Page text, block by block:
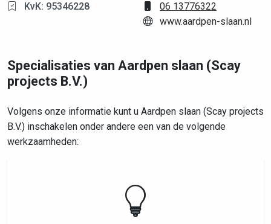
KvK: 95346228
06 13776322
www.aardpen-slaan.nl
Specialisaties van Aardpen slaan (Scay
projects B.V.)
Volgens onze informatie kunt u Aardpen slaan (Scay projects
B.V.) inschakelen onder andere een van de volgende
werkzaamheden: